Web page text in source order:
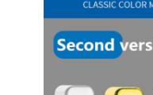
工場ツアー
品質管理
連絡 ください